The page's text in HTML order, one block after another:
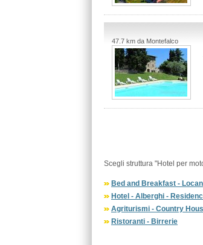
47.7 km da Montefalco
Scegli struttura "Hotel per
Bed and Breakfast -
Hotel - Alberghi -
Agriturismi - Country
Ristoranti - Birrerie